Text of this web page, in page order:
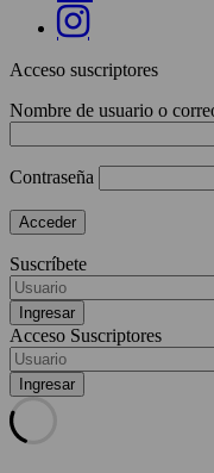
Acceso suscriptores
Nombre de usuario o
Contraseña
Suscríbete
Acceso Suscriptores